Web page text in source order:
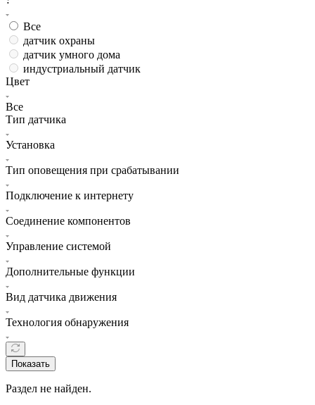
Все
датчик охраны
датчик умного дома
индустриальный датчик
Цвет
Все
Тип датчика
Установка
Тип оповещения при срабатывании
Подключение к интернету
Соединение компонентов
Управление системой
Дополнительные функции
Вид датчика движения
Технология обнаружения
Показать
Раздел не найден.